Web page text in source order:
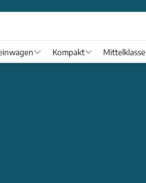
Kompakt Mittelklasse